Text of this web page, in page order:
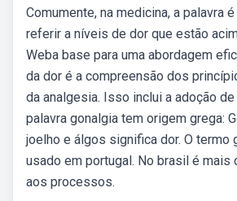
Comumente, na medicina, a palavra
referir a níveis de dor que estão
Weba base para uma abordagem
da dor é a compreensão dos
da analgesia. Isso inclui a adoção de
palavra gonalgia tem origem grega:
joelho e álgos significa dor. O termo
usado em portugal. No brasil é mais
aos processos.